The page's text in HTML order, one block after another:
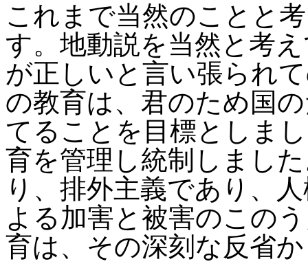
これまで当然のことと
す。地動説を当然と考
が正しいと言い張られ
の教育は、君のため国
てることを目標としま
育を管理し統制しまし
り、排外主義であり、
よる加害と被害のこの
育は、その深刻な反省